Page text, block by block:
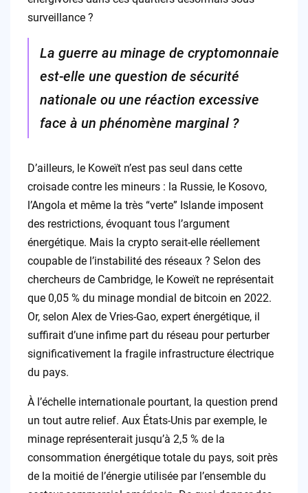
surveillance ?
La guerre au minage de cryptomonnaie
est-elle une question de sécurité
nationale ou une réaction excessive
face à un phénomène marginal ?
D’ailleurs, le Koweït n’est pas seul dans cette
croisade contre les mineurs : la Russie, le Kosovo,
l’Angola et même la très “verte” Islande imposent
des restrictions, évoquant tous l’argument
énergétique. Mais la crypto serait-elle réellement
coupable de l’instabilité des réseaux ? Selon des
chercheurs de Cambridge, le Koweït ne représentait
que 0,05 % du minage mondial de bitcoin en 2022.
Or, selon Alex de Vries-Gao, expert énergétique, il
suffirait d’une infime part du réseau pour perturber
significativement la fragile infrastructure électrique
du pays.
À l’échelle internationale pourtant, la question prend
un tout autre relief. Aux États-Unis par exemple, le
minage représenterait jusqu’à 2,5 % de la
consommation énergétique totale du pays, soit près
de la moitié de l’énergie utilisée par l’ensemble du